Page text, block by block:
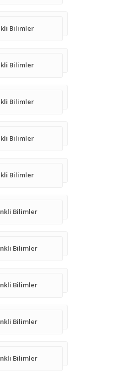
Bilimler
Bilimler
Bilimler
Bilimler
Bilimler
Bilimler
Bilimler
Bilimler
Bilimler
Bilimler